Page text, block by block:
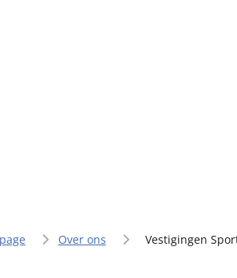
Over ons Vestigingen